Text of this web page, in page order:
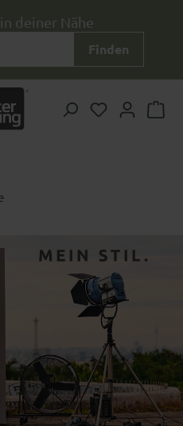
deiner Nähe
Finden
Du hast 0